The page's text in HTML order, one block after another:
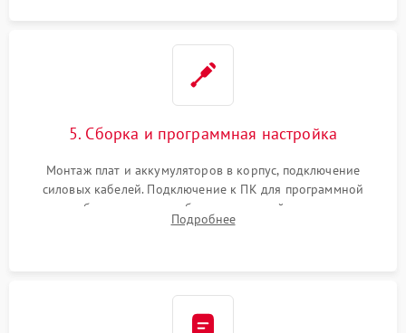
5. Сборка и программная настройка
Монтаж плат и аккумуляторов в корпус, подключение
силовых кабелей. Подключение к ПК для программной
калибровки констант батареи, настройки порогов
срабатывания AVR и сброса счетчиков старения АКБ.
Подробнее